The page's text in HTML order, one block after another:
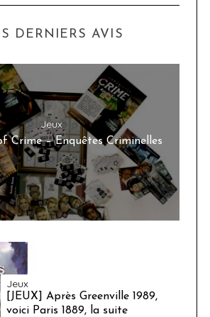
DERNIERS AVIS
Jeux
Crime – Enquêtes Criminelles
Jeux
[JEUX] Après Greenville 1989,
voici Paris 1889, la suite